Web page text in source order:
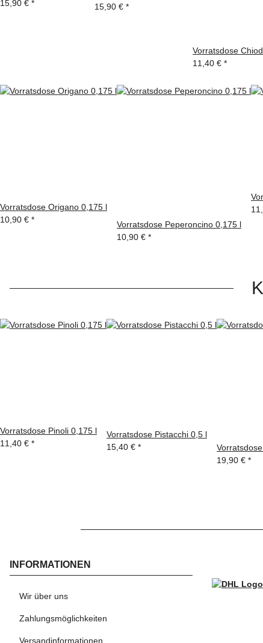
15,90 € *
15,90 € *
Vorratsdose
11,40 € *
Vorratsdose Origano 0,175 l
10,90 € *
Vorratsdose Peperoncino 0,175 l
10,90 € *
Vorratsdose Pinoli 0,175 l
11,40 € *
Vorratsdose Pistacchi 0,5 l
15,40 € *
19,90 € *
INFORMATIONEN
Wir über uns
Zahlungsmöglichkeiten
Versandinformationen